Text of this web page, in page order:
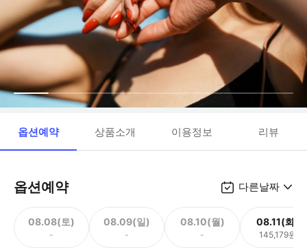
옵션예약 상품소개 이용정보 리뷰
옵션예약 다른날짜
08.08(토)
-
08.09(일)
-
08.10(월)
-
08.11(화)
145,179원